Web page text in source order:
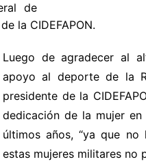
de
la CIDEFAPON.
Luego de agradecer al
apoyo al deporte de la
presidente de la
dedicación de la mujer
últimos años, “ya que no
estas mujeres militares no